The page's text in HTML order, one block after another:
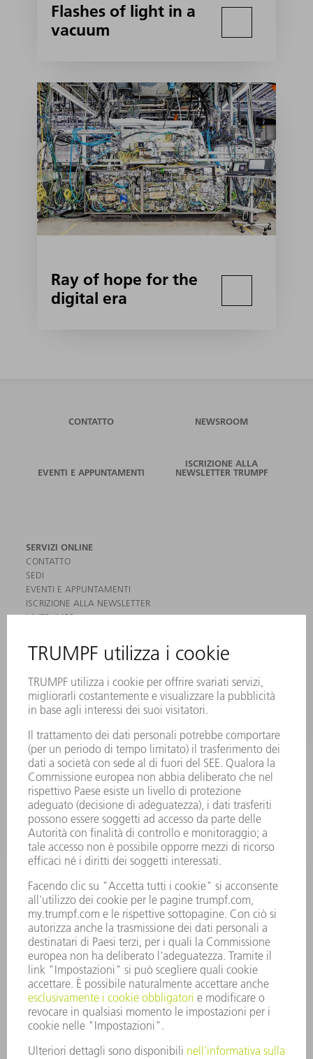
Flashes of light in a
vacuum
Ray of hope for the
digital era
CONTATTO NEWSROOM
EVENTI E APPUNTAMENTI
ISCRIZIONE ALLA
NEWSLETTER TRUMPF
SERVIZI ONLINE
CONTATTO
SEDI
EVENTI E APPUNTAMENTI
ISCRIZIONE ALLA NEWSLETTER
MYTRUMPF
PRODOTTI
MACCHINE & SISTEMI
ELETTRONICA DI POTENZA
MACCHINE UTENSILI ELETTRICHE
SMART FACTORY
SOFTWARE
SERVICES
APPLICAZIONI
SETTORI
L'AZIENDA
CARRIERA
OFFERTE DI LAVORO
PROFILO DELL'AZIENDA
PRESIDENZA
RELAZIONE DI BILANCIO
PRINCIPI AZIENDALI
COMPLIANCE
SISTEMA DI WHISTLEBLOWING
SECURITY
COMUNICATI STAMPA
RIVISTE
SOSTENIBILITÀ
CLIMA E AMBIENTE
IMPEGNO SOCIALE E COMUNITARIO
GOVERNANCE AZIENDALE